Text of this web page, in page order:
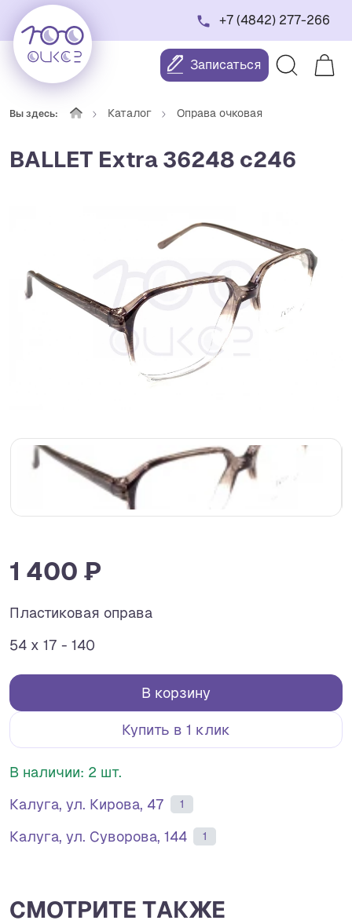
+7 (4842) 277-266
Записаться
Вы здесь: Каталог Оправа очковая
BALLET Extra 36248 c246
1 400 ₽
Пластиковая оправа
54 x 17 - 140
В корзину
Купить в 1 клик
В наличии: 2 шт.
Калуга, ул. Кирова, 47
1
Калуга, ул. Суворова, 144 1
СМОТРИТЕ ТАКЖЕ